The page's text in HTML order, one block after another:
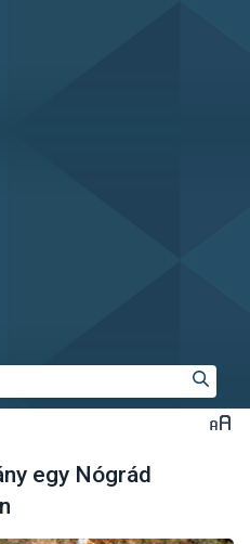
egy Nógrád